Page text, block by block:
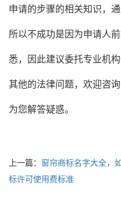
申请的步骤的相关知识，
所以不成功是因为申请人
悉，因此建议委托专业机
其他的法律问题，欢迎咨
为您解答疑惑。
上一篇： 窗帘商标名字大全，
标许可使用费标准